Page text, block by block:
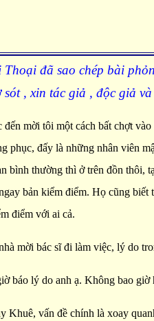
đã sao chép bài
sót , xin tác giả , độc giả
mời tôi một cách bất chợt
phục, đấy là những nhân viên
bình thường thì ở trên đồn
bản kiểm điểm. Họ cũng
điểm với ai cả.
mời bác sĩ đi làm việc, lý do
báo lý do anh ạ. Không bao
vấn đề chính là xoay